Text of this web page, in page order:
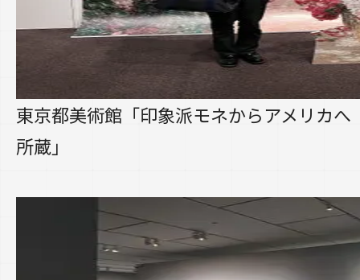
東京都美術館「印象派モネからアメリカ
所蔵」